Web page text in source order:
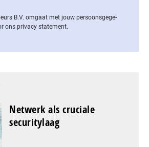
B.V. omgaat met jouw per­soons­ge­ge­
ons privacy statement.
Netwerk als cruciale
securitylaag